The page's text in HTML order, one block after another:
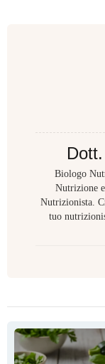
Biologo
Nutrizione
Nutrizionista.
tuo